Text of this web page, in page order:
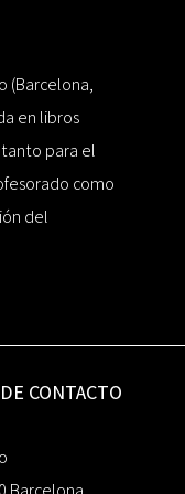
(Barcelona,
en libros
para el
como
del
CONTACTO